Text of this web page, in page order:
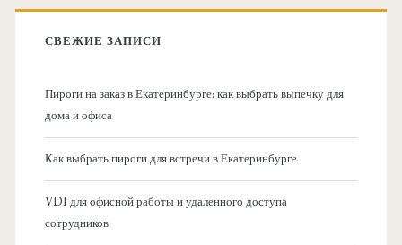
:
СВЕЖИЕ ЗАПИСИ
Пироги на заказ в Екатеринбурге: как выбрать выпечку для
дома и офиса
Как выбрать пироги для встречи в Екатеринбурге
VDI для офисной работы и удаленного доступа
сотрудников